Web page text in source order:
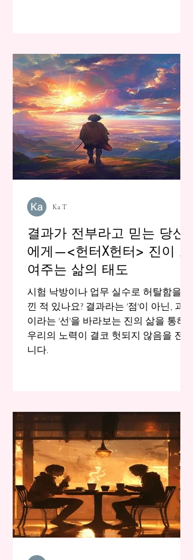
결과가 전부라고 믿는 당신
에게—<헌터X헌터> 진이 보
여주는 삶의 태도
시험 낙방이나 업무 실수로 허탈함을 느
낀 적 있나요? 결과라는 '점'이 아닌, 과정
이라는 '선'을 바라보는 진의 삶을 통해,
우리의 노력이 결코 헛되지 않음을 전합
니다.
Ka T